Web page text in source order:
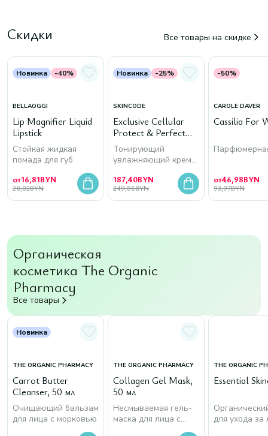
Скидки Все товары на скидке
Новинка -40%
BELLAOGGI
Lip Magnifier Liquid
Lipstick
Стойкая жидкая
помада для губ
от16,81BYN
28,02BYN
Новинка -25%
SKINCODE
Exclusive Cellular
Protect & Perfect
Tinted Moisturizer
SPF 15, 30 мл
Тонирующий
увлажняющий крем
187,40BYN
249,86BYN
-50%
CAROLE DAVER
Cassilia For
от46,98BYN
93,97BYN
Органическая
косметика The Organic
Pharmacy
Все товары
Новинка
THE ORGANIC PHARMACY
Carrot Butter
Cleanser, 50 мл
Очищающий бальзам
для лица с морковью
THE ORGANIC PHARMACY
Collagen Gel Mask,
50 мл
Несмываемая гель-
маска для лица с
морским коллагеном
THE ORGANIC
Essential
для ухода за